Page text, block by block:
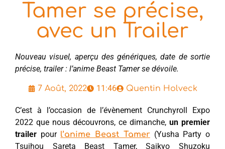
Tamer se précise,
avec un Trailer
Nouveau visuel, aperçu des génériques, date de sortie
précise, trailer : l’anime Beast Tamer se dévoile.
7 Août, 2022 11:46 Quentin Holveck
C’est à l’occasion de l’évènement Crunchyroll Expo
2022 que nous découvrons, ce dimanche, un premier
trailer pour l’anime Beast Tamer(Yusha Party o
Tsuihou Sareta Beast Tamer, Saikyo Shuzoku